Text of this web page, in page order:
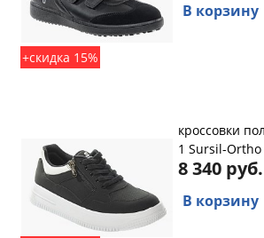
+скидка 15%
В корзину
кроссовки
1 Sursil-Ortho
8 340 руб.
В корзину